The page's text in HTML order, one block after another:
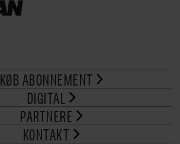
KØB ABONNEMENT
DIGITAL
PARTNERE
KONTAKT